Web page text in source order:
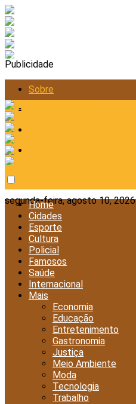
Publicidade
Sobre
segunda-feira, agosto 10, 2026
Home
Cidades
Esporte
Cultura
Policial
Famosos
Saúde
Internacional
Mais
Economia
Educação
Entretenimento
Gastronomia
Justiça
Meio Ambiente
Moda
Tecnologia
Trabalho